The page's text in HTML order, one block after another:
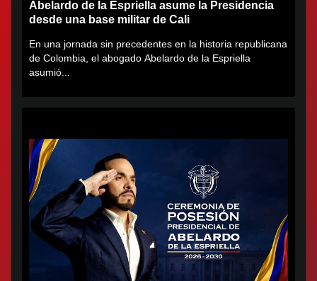
Abelardo de la Espriella asume la Presidencia
desde una base militar de Cali
En una jornada sin precedentes en la historia republicana
de Colombia, el abogado Abelardo de la Espriella
asumió...